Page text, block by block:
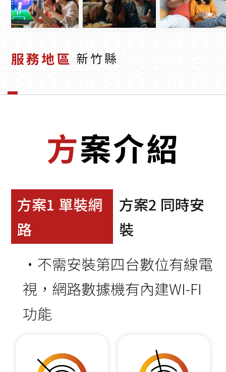
服務地區 新竹縣
方案介紹
方案1 單裝網
路
方案2 同時安
裝
•不需安裝第四台數位有線電
視，網路數據機有內建WI-FI
功能